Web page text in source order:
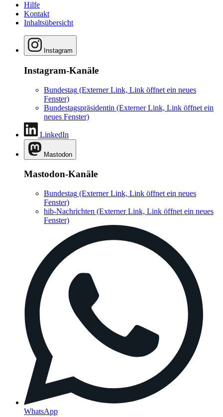
Hilfe
Kontakt
Inhaltsübersicht
Instagram
Instagram-Kanäle
Bundestag (Externer Link, Link öffnet ein neues
Fenster)
Bundestagspräsidentin (Externer Link, Link öffnet ein
neues Fenster)
LinkedIn
Mastodon
Mastodon-Kanäle
Bundestag (Externer Link, Link öffnet ein neues
Fenster)
hib-Nachrichten (Externer Link, Link öffnet ein neues
Fenster)
WhatsApp